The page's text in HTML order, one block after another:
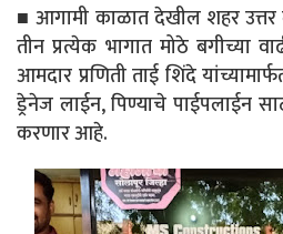
■ आगामी काळात देखील शहर उत्तर
तीन प्रत्येक भागात मोठे बगीच्या
आमदार प्रणिती ताई शिंदे
ड्रेनेज लाईन, पिण्याचे पाईपलाईन
करणार आहे.